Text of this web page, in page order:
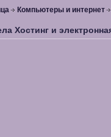
Компьютеры и интернет
Хостинг и